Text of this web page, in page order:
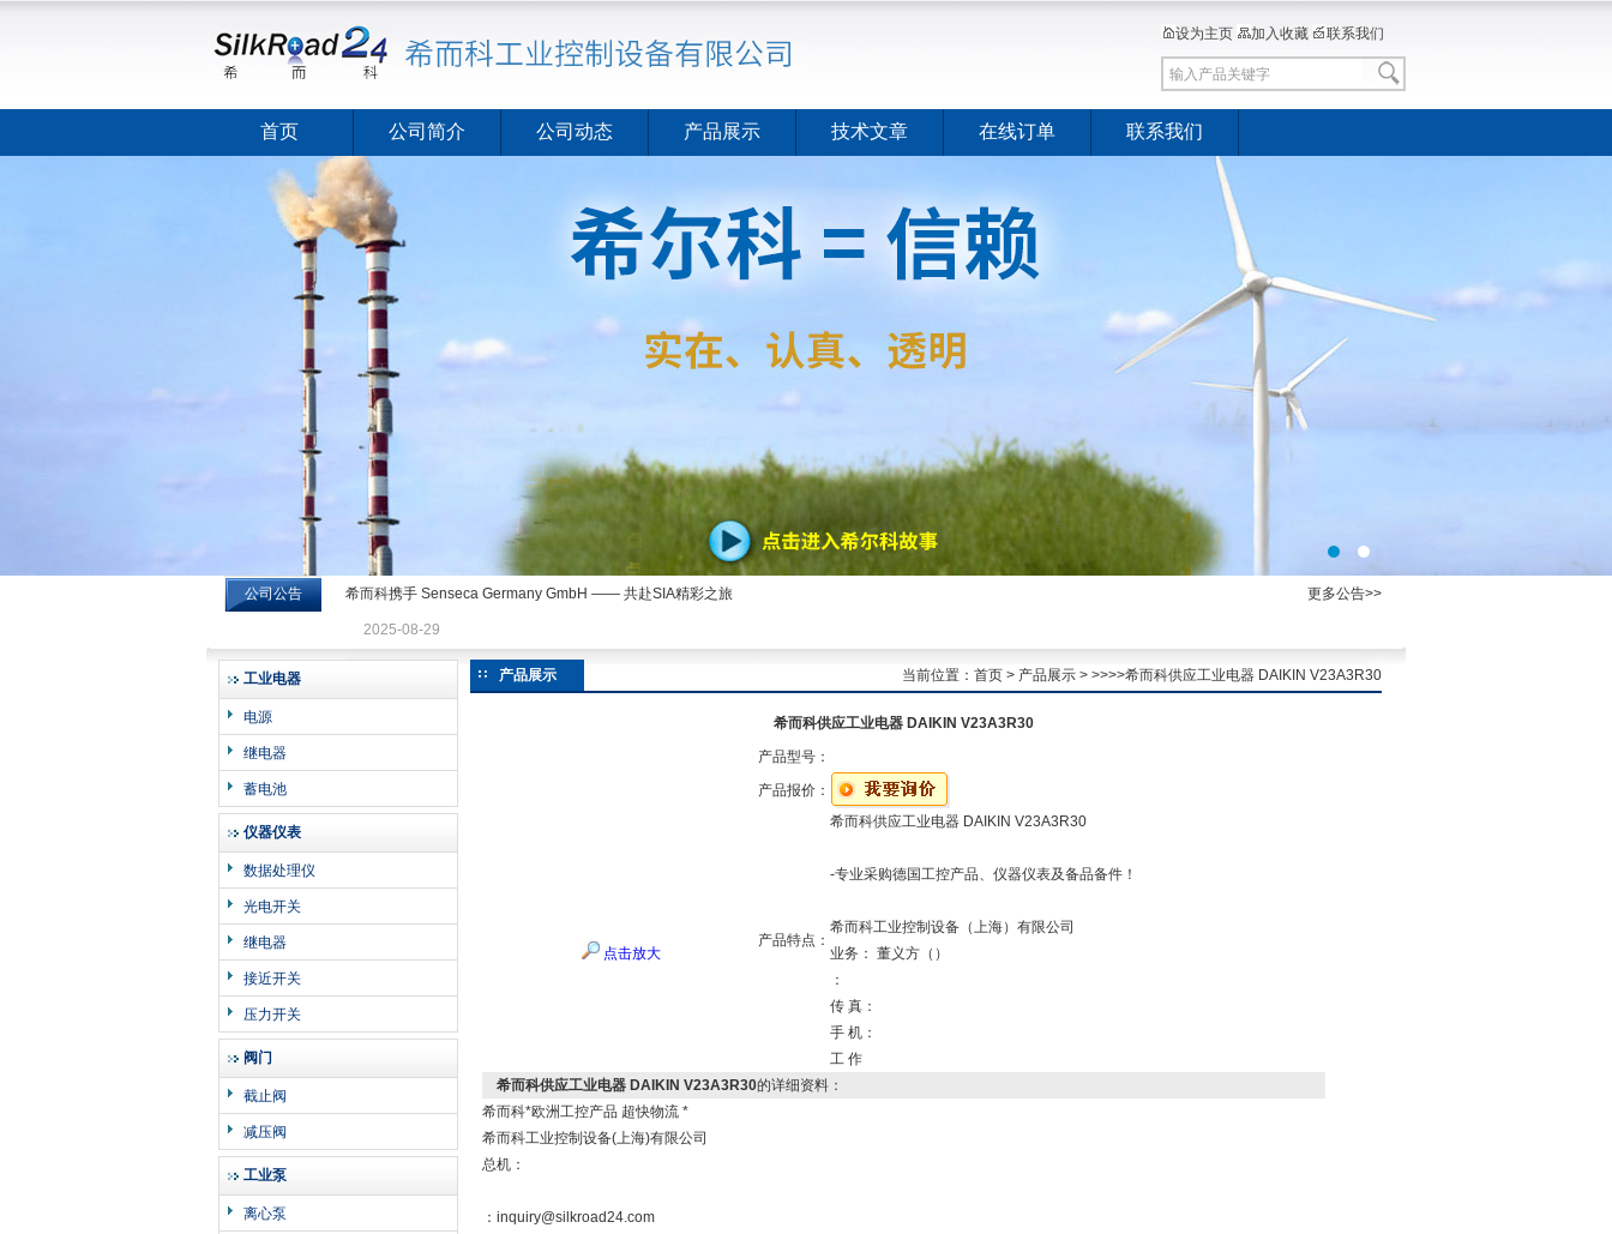
希而科工业控制设备有限公司
设为主页 加入收藏 联系我们
首页 公司简介 公司动态 产品展示 技术文章 在线订单 联系我们
公司公告 希而科携手 Senseca Germany GmbH —— 共赴SIA精彩之旅
2025-08-29
更多公告>>
工业电器
电源
继电器
蓄电池
仪器仪表
数据处理仪
光电开关
继电器
接近开关
压力开关
阀门
截止阀
减压阀
工业泵
离心泵
产品展示 当前位置： 首页 > 产品展示 > >>>>希而科供应工业电器 DAIKIN V23A3R30
希而科供应工业电器 DAIKIN V23A3R30
点击放大
产品型号：
产品报价：
产品特点：
希而科供应工业电器 DAIKIN V23A3R30
-专业采购德国工控产品、仪器仪表及备品备件！
希而科工业控制设备（上海）有限公司
业务： 董义方（）
：
传 真：
手 机：
工 作
希而科供应工业电器 DAIKIN V23A3R30的详细资料：
希而科*欧洲工控产品 超快物流 *
希而科工业控制设备(上海)有限公司
总机：
：inquiry@silkroad24.com